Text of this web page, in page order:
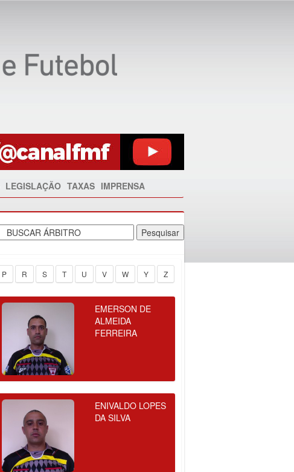
LEGISLAÇÃO TAXAS IMPRENSA
P R S T U V W Y Z
EMERSON DE
ALMEIDA
FERREIRA
ENIVALDO LOPES
DA SILVA